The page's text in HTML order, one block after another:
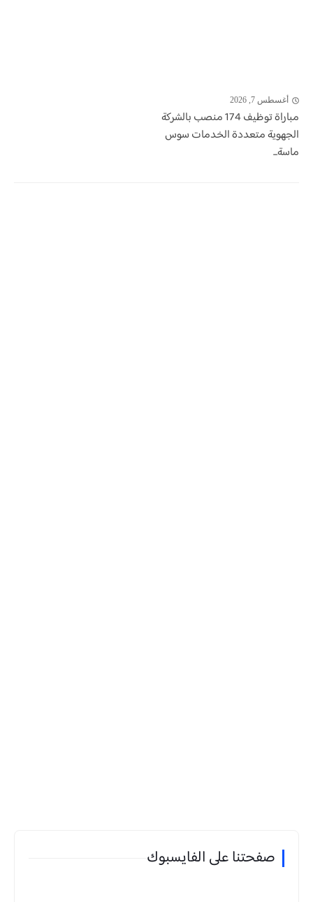
أغسطس 7, 2026
مباراة توظيف 174 منصب بالشركة
الجهوية متعددة الخدمات سوس
ماسة...
صفحتنا على الفايسبوك